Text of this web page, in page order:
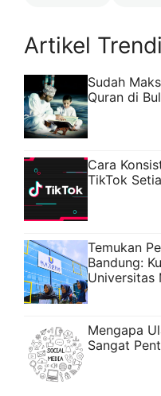
Artikel
Sudah
Quran di
Cara
TikTok
Temukan
Bandung:
Universitas
Mengapa
Sangat